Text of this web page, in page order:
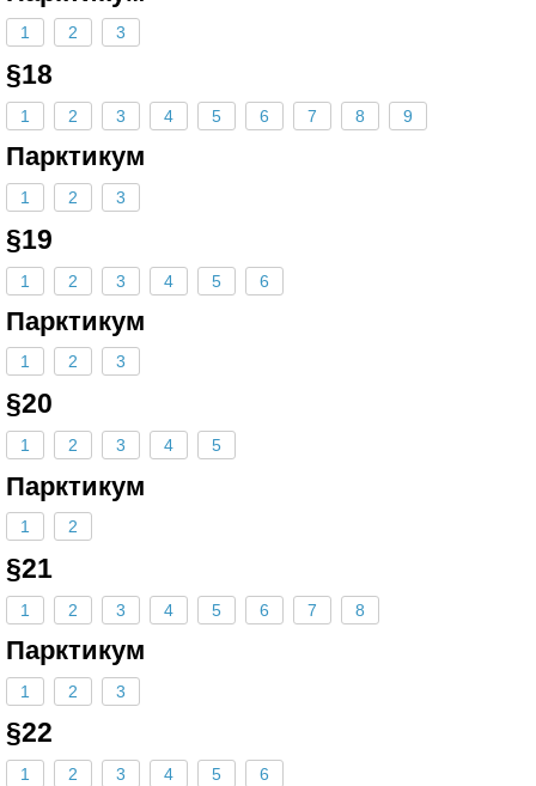
1 2 3
§18
1 2 3 4 5 6 7 8 9
Парктикум
1 2 3
§19
1 2 3 4 5 6
Парктикум
1 2 3
§20
1 2 3 4 5
Парктикум
1 2
§21
1 2 3 4 5 6 7 8
Парктикум
1 2 3
§22
1 2 3 4 5 6